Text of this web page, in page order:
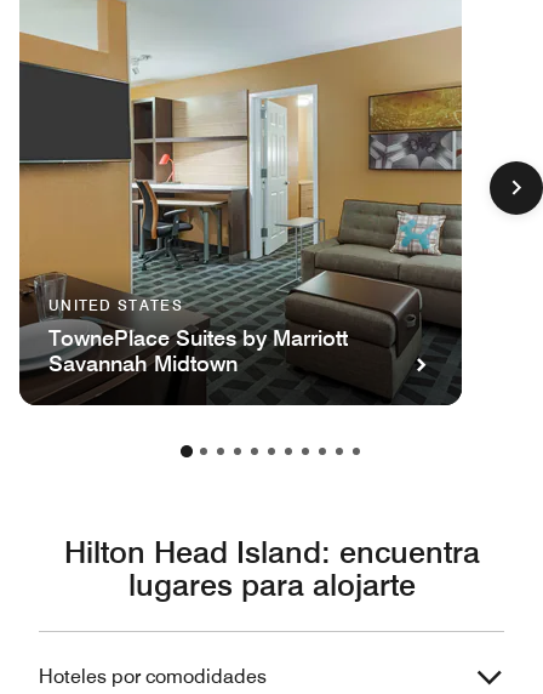
UNITED STATES
TownePlace Suites by Marriott
Savannah Midtown
Hilton Head Island: encuentra
lugares para alojarte
Hoteles por comodidades